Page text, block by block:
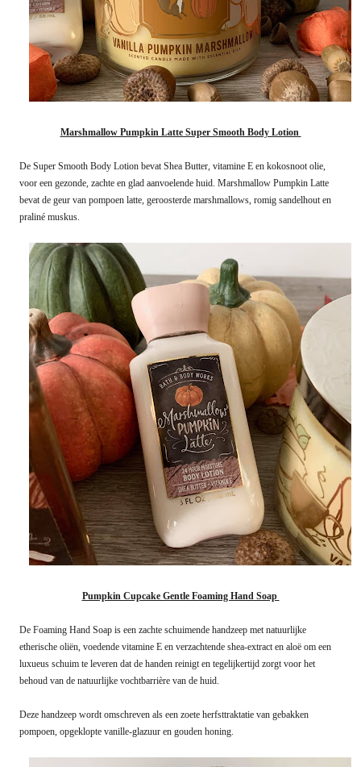
Marshmallow Pumpkin Latte Super Smooth Body Lotion
De Super Smooth Body Lotion bevat Shea Butter, vitamine E en kokosnoot olie,
voor een gezonde, zachte en glad aanvoelende huid. Marshmallow Pumpkin Latte
bevat de geur van pompoen latte, geroosterde marshmallows, romig sandelhout en
praliné muskus.
Pumpkin Cupcake Gentle Foaming Hand Soap
De Foaming Hand Soap is een zachte schuimende handzeep met natuurlijke
etherische oliën, voedende vitamine E en verzachtende shea-extract en aloë om een
luxueus schuim te leveren dat de handen reinigt en tegelijkertijd zorgt voor het
behoud van de natuurlijke vochtbarrière van de huid.
Deze handzeep wordt omschreven als een zoete herfsttraktatie van gebakken
pompoen, opgeklopte vanille-glazuur en gouden honing.